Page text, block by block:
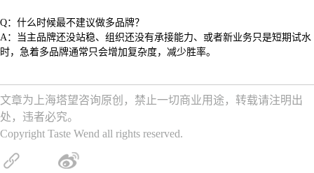
Q：什么时候最不建议做多品牌？
A：当主品牌还没站稳、组织还没有承接能力、或者新业务只是短期试水
时，急着多品牌通常只会增加复杂度，减少胜率。
文章为上海塔望咨询原创，禁止一切商业用途，转载请注明出
处，违者必究。
Copyright Taste Wend all rights reserved.